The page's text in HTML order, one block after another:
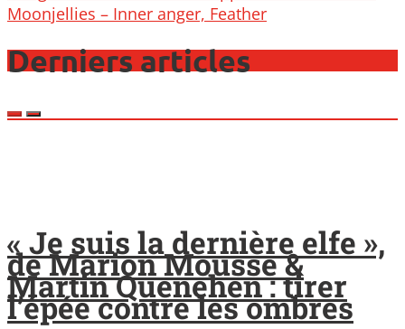
navigation
Moonjellies – Inner anger, Feather
Derniers articles
« Je suis la dernière elfe »,
de Marion Mousse &
Martin Quenehen : tirer
l’épée contre les ombres